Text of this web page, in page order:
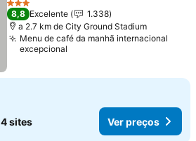
3 Estrelas
8,8 Excelente
1.338
a 2.7 km de City Ground Stadium
Menu de café da manhã internacional
excepcional
4 sites Ver preços